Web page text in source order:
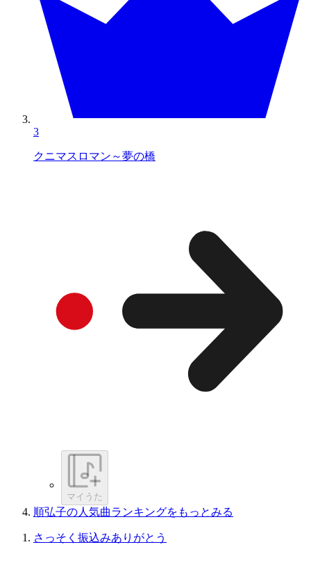
3
クニマスロマン～夢の橋
マイうた
順弘子の人気曲ランキングをもっとみる
さっそく振込みありがとう